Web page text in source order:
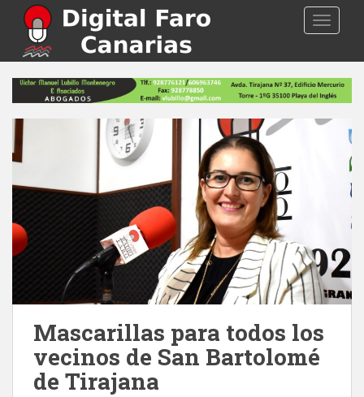
p
Mascarillas para todos los
vecinos de San Bartolomé
de Tirajana